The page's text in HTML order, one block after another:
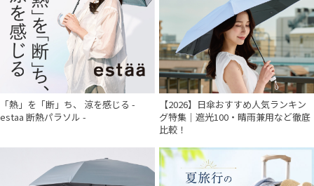
「熱」を「断」ち、 涼を感じる -
estaa 断熱パラソル -
【2026】日傘おすすめ人気ランキン
グ特集｜遮光100・晴雨兼用など徹底
比較！